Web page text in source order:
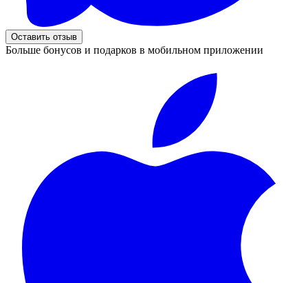
Оставить отзыв
Больше бонусов и подарков в мобильном приложении